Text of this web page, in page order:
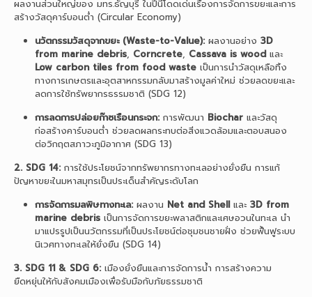
ผลงานส่วนใหญ่ของ มทร.ธัญบุรี ในปีนี้โดดเด่นเรื่องการจัดการขยะและการ
สร้างวัสดุคาร์บอนต่ำ (Circular Economy)
นวัตกรรมวัสดุจากขยะ (Waste-to-Value):ผลงานอย่าง 3D
from marine debris, Corncrete, Cassava is woodและ
Low carbon tiles from food waste เป็นการนำวัสดุเหลือทิ้ง
ทางการเกษตรและอุตสาหกรรมกลับมาสร้างมูลค่าใหม่ ช่วยลดขยะและ
ลดการใช้ทรัพยากรธรรมชาติ (SDG 12)
การลดการปล่อยก๊าซเรือนกระจก:การพัฒนา Biochar และวัสดุ
ก่อสร้างคาร์บอนต่ำ ช่วยลดผลกระทบต่อสิ่งแวดล้อมและตอบสนอง
ต่อวิกฤตสภาวะภูมิอากาศ (SDG 13)
2. SDG 14:การใช้ประโยชน์จากทรัพยากรทางทะเลอย่างยั่งยืน การแก้
ปัญหาขยะในมหาสมุทรเป็นประเด็นสำคัญระดับโลก
การจัดการมลพิษทางทะเล:ผลงาน Net and Shellและ 3D from
marine debris เป็นการจัดการขยะพลาสติกและเศษอวนในทะเล นำ
มาแปรรูปเป็นนวัตกรรมที่เป็นประโยชน์ต่อชุมชนชายฝั่ง ช่วยฟื้นฟูระบบ
นิเวศทางทะเลให้ยั่งยืน (SDG 14)
3. SDG 11 & SDG 6:เมืองยั่งยืนและการจัดการน้ำ การสร้างความ
ยืดหยุ่นให้กับสังคมเมืองเพื่อรับมือกับภัยธรรมชาติ